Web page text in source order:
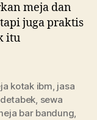
meja dan
juga praktis
itu
kotak ibm, jasa
, sewa
bar bandung,